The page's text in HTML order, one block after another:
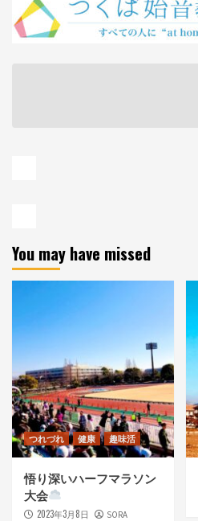
You may have missed
つれづれ 健康 趣味活
悟り深いハーフマラソン
大会
2023年3月8日 SORA